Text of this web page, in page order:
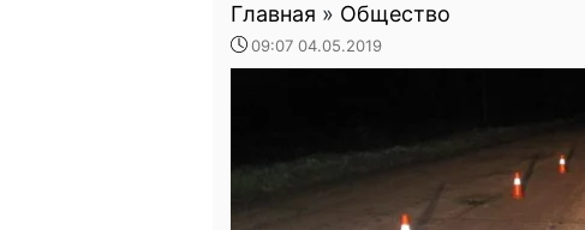
Главная » Общество
09:07 04.05.2019